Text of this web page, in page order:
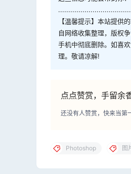
【温馨提示】本站提供
自网络收集整理，版权
手机中彻底删除。如喜
理。敬请凉解!
点点赞赏，手留余
还没有人赞赏，快来当第
Photoshop 图